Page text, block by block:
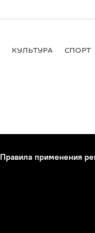
КУЛЬТУРА СПОРТ
Правила применения